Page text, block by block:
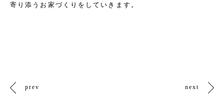
寄り添うお家づくりをしていきます。
prev next